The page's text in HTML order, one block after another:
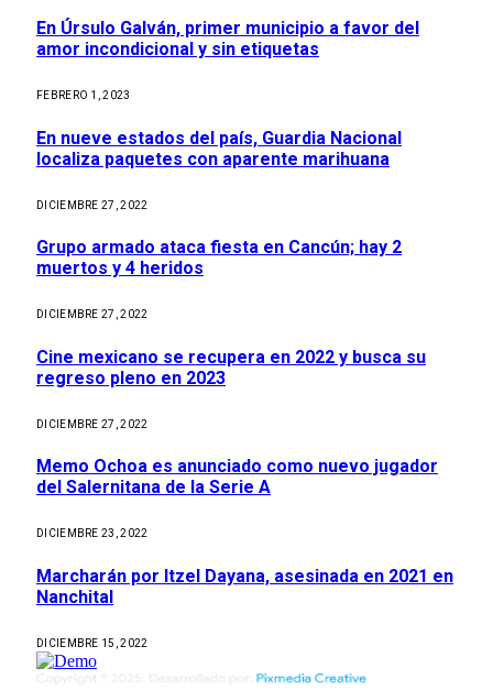
En Úrsulo Galván, primer municipio a favor del
amor incondicional y sin etiquetas
FEBRERO 1, 2023
En nueve estados del país, Guardia Nacional
localiza paquetes con aparente marihuana
DICIEMBRE 27, 2022
Grupo armado ataca fiesta en Cancún; hay 2
muertos y 4 heridos
DICIEMBRE 27, 2022
Cine mexicano se recupera en 2022 y busca su
regreso pleno en 2023
DICIEMBRE 27, 2022
Memo Ochoa es anunciado como nuevo jugador
del Salernitana de la Serie A
DICIEMBRE 23, 2022
Marcharán por Itzel Dayana, asesinada en 2021 en
Nanchital
DICIEMBRE 15, 2022